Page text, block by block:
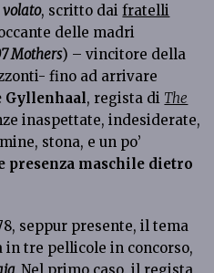
volato, scritto daifratelli
delle madri
Mothers) – vincitore della
fino ad arrivare
Gyllenhaal , regista di The
inaspettate, indesiderate,
stona, e un po’
presenza maschile dietro
seppur presente, il tema
tre pellicole in concorso,
.Nel primo caso, il regista